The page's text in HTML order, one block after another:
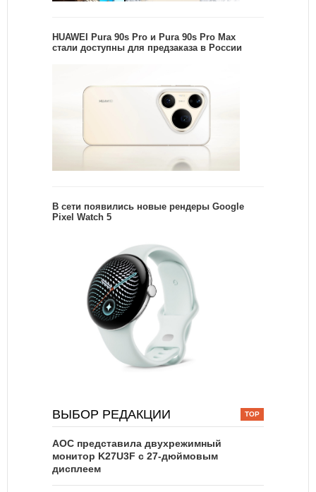
HUAWEI Pura 90s Pro и Pura 90s Pro Max
стали доступны для предзаказа в России
В сети появились новые рендеры Google
Pixel Watch 5
ВЫБОР РЕДАКЦИИ
AOC представила двухрежимный
монитор K27U3F с 27-дюймовым
дисплеем